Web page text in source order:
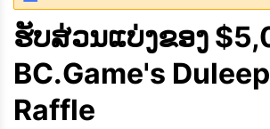
ຮັບສ່ວນແບ່ງຂອງ
BC.Game's
Raffle